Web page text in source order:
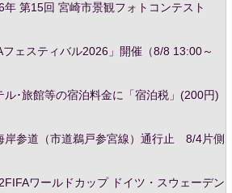
年 第15回 宮崎市景観フォトコンテスト
フェスティバル2026」開催（8/8 13:00～
ル･旅館等の宿泊料金に「宿泊税」(200円)
岸参道（市道鵜戸参宮線）通行止 8/4片側
ワールドカップ ドイツ・スウェーデン